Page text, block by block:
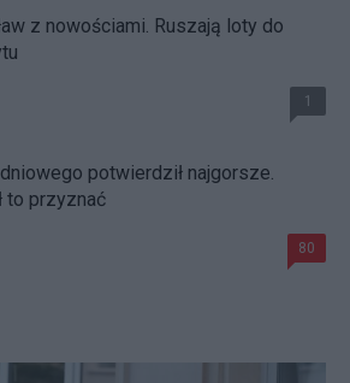
z nowościami. Ruszają loty do
1
potwierdził najgorsze.
to przyznać
80